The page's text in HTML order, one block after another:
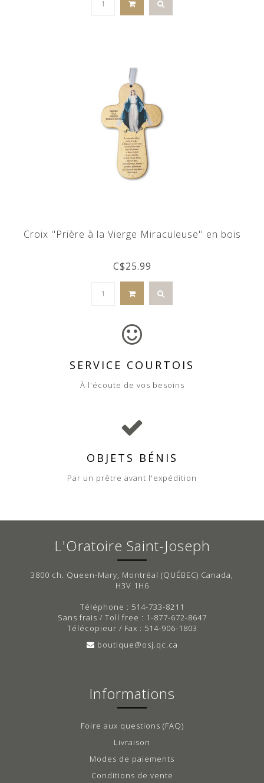
Croix ''Prière à la Vierge Miraculeuse'' en bois
C$25.99
SERVICE COURTOIS
À l'écoute de vos besoins
OBJETS BÉNIS
Par un prêtre avant l'expédition
L'Oratoire Saint-Joseph
3800 ch. Queen-Mary, Montréal (QUÉBEC) Canada,
H3V 1H6
Téléphone : 514-733-8211
Sans frais / Toll free : 1-877-672-8647
Télécopieur / Fax : 514-906-1803
boutique@osj.qc.ca
Informations
Foire aux questions (FAQ)
Livraison
Modes de paiements
Conditions de vente